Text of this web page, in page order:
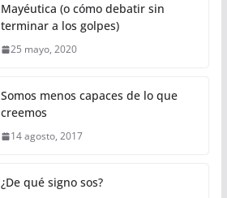
Mayéutica (o cómo debatir sin
terminar a los golpes)
25 mayo, 2020
Somos menos capaces de lo que
creemos
14 agosto, 2017
¿De qué signo sos?